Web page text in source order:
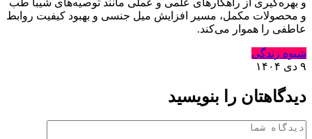
و بهره‌گیری از راهکارهای علمی و عملی مانند توصیه‌های شیبا طب
و محصولات مکمل، مسیر افزایش میل جنسی و بهبود کیفیت روابط
عاطفی را هموار می‌کند.
شیوه زندگی
۹ دی ۱۴۰۴
دیدگاهتان را بنویسید